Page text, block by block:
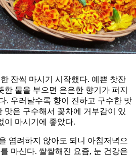
잔씩 마시기 시작했다. 예쁜 찻잔
한 물을 부으면 은은한 향기가 퍼지
. 우러날수록 향이 진하고 구수한 맛
맛은 구수해서 꽃차에 거부감이 있
이 마시기에 좋았다.
염려하지 않아도 되니 아침저녁으
마신다. 쌀쌀해진 요즘, 눈 건강은